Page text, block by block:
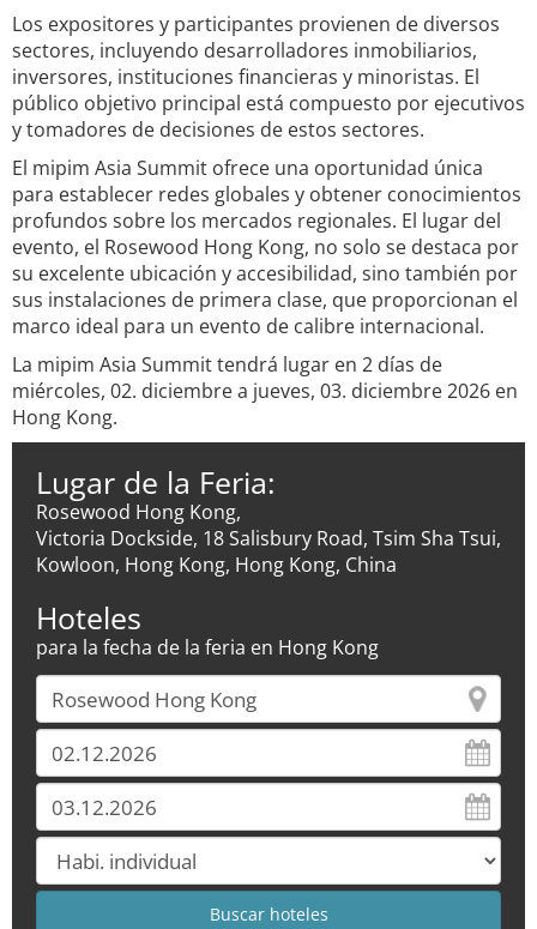
Los expositores y participantes provienen de diversos
sectores, incluyendo desarrolladores inmobiliarios,
inversores, instituciones financieras y minoristas. El
público objetivo principal está compuesto por ejecutivos
y tomadores de decisiones de estos sectores.
El mipim Asia Summit ofrece una oportunidad única
para establecer redes globales y obtener conocimientos
profundos sobre los mercados regionales. El lugar del
evento, el Rosewood Hong Kong, no solo se destaca por
su excelente ubicación y accesibilidad, sino también por
sus instalaciones de primera clase, que proporcionan el
marco ideal para un evento de calibre internacional.
La mipim Asia Summit tendrá lugar en 2 días de
miércoles, 02. diciembre a jueves, 03. diciembre 2026 en
Hong Kong.
Lugar de la Feria:
Rosewood Hong Kong,
Victoria Dockside, 18 Salisbury Road, Tsim Sha Tsui,
Kowloon, Hong Kong, Hong Kong, China
Hoteles
para la fecha de la feria en Hong Kong